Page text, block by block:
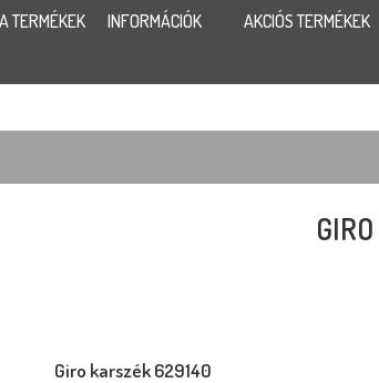
TERMÉKEK INFORMÁCIÓK AKCIÓS TERMÉKEK
Giro karszék 629140